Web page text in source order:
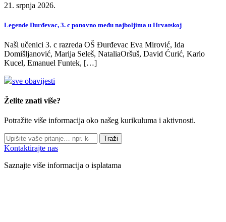
21. srpnja 2026.
Legende Đurđevac, 3. c ponovno među najboljima u Hrvatskoj
Naši učenici 3. c razreda OŠ Đurđevac Eva Mirović, Ida
Domišljanović, Marija Seleš, NataliaOršuš, David Ćurić, Karlo
Kucel, Emanuel Funtek, […]
sve obavijesti
Želite znati više?
Potražite više informacija oko našeg kurikuluma i aktivnosti.
Traži
Kontaktirajte nas
Saznajte više informacija o isplatama